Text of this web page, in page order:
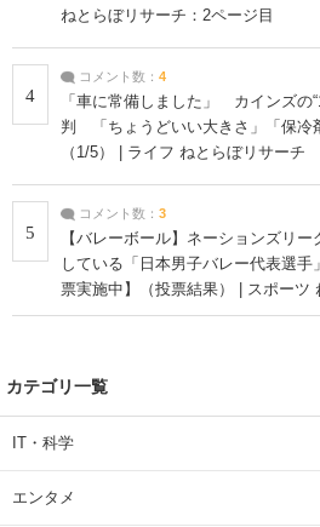
ねとらぼリサーチ：2ページ目
4
コメント数： 4
「車に常備しました」 カインズの
判 「ちょうどいい大きさ」「保冷
（1/5） | ライフ ねとらぼリサーチ
5
コメント数： 3
【バレーボール】ネーションズリ
している「日本男子バレー代表選
票実施中】（投票結果） | スポーツ
カテゴリ一覧
IT・科学
エンタメ